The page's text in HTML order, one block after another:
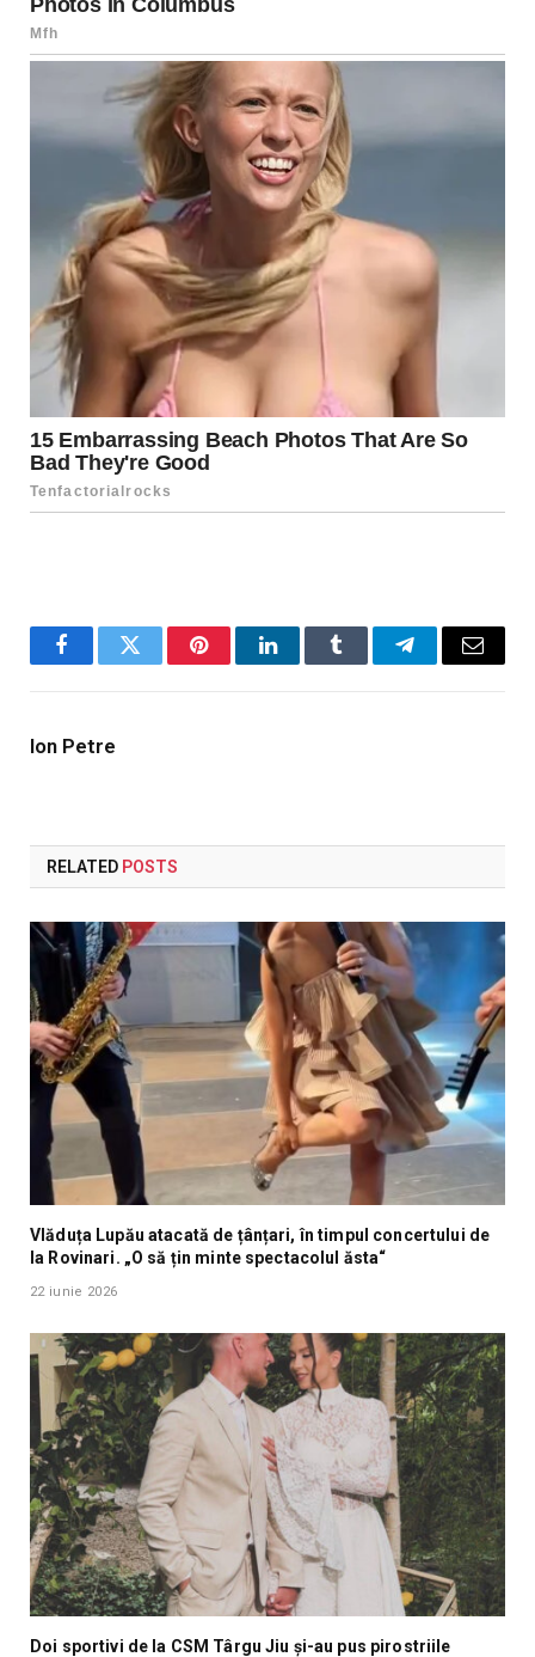
FacebookTwitter PinterestLinkedInTumblr TelegramEmail
Ion Petre
RELATED POSTS
Vlăduța Lupău atacată de țânțari, în timpul concertului de
la Rovinari. „O să țin minte spectacolul ăsta“
22 iunie 2026
Doi sportivi de la CSM Târgu Jiu și-au pus pirostriile